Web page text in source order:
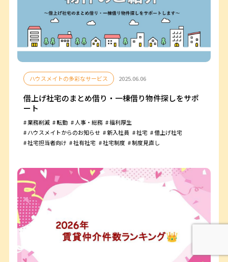
ハウスメイトの多彩なサービス 2025.06.06
借上げ社宅のまとめ借り・一棟借り物件探しをサポ
ート
業務削減 転勤 人事・総務
福利厚生
ハウスメイトからのお知らせ
新入社員 社宅
借上げ社宅
社宅担当者向け
社有社宅 社宅制度 制度見直し